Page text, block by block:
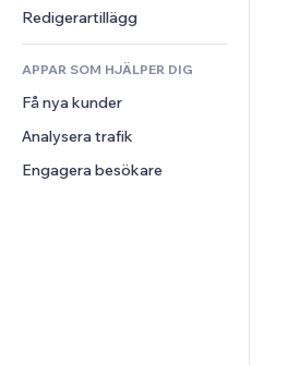
Mat och dryck
Kalkylatorer
Sök
Väder
Diagram och tabeller
Community
Omdömen och recensioner
CRM
Redigerartillägg
APPAR SOM HJÄLPER DIG
Få nya kunder
Analysera trafik
Engagera besökare